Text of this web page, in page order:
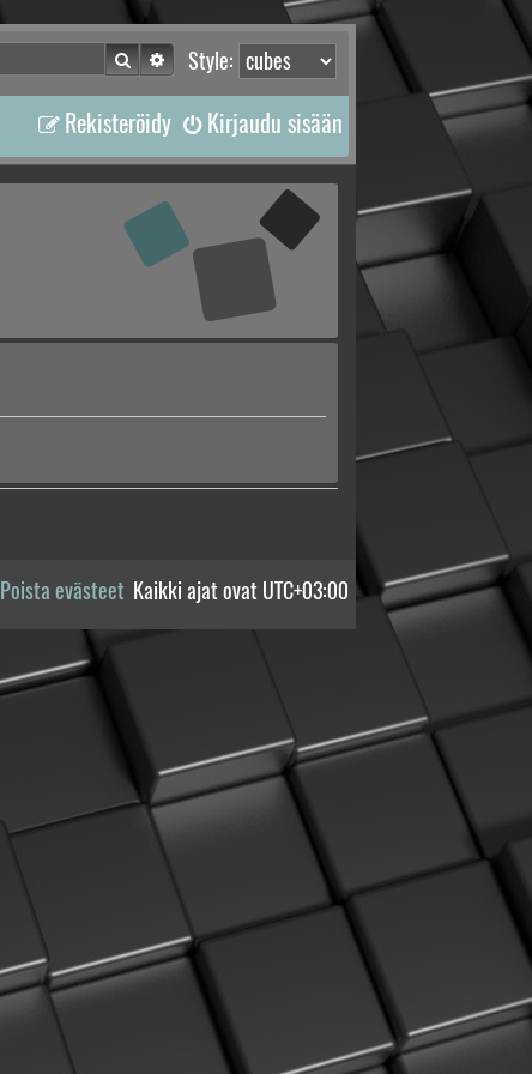
Style:
Etsi Tarkennettu haku
Kirjaudu sisään
Rekisteröidy
Kaikki ajat ovat UTC+03:00
Poista evästeet